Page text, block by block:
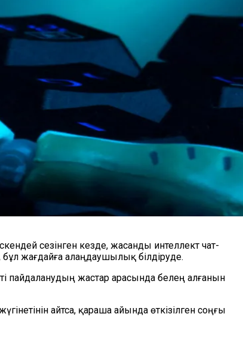
сезінген кезде, жасанды интеллект чат-
жағдайға алаңдаушылық білдіруде.
пайдаланудың жастар арасында белең алғанын
айтса, қараша айында өткізілген соңғы